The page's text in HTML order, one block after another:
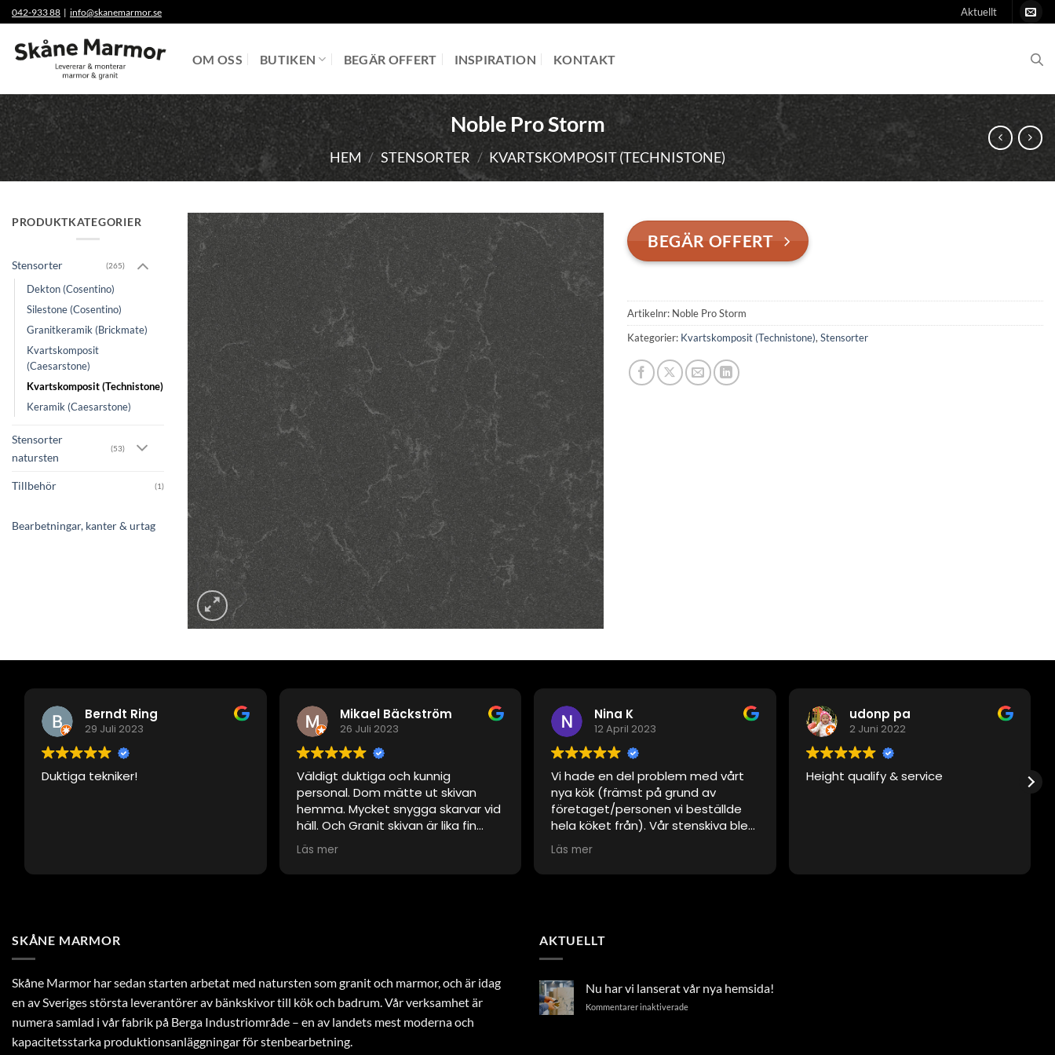
Skip
to
content
042-933 88 | info@skanemarmor.se Aktuellt
OM OSS BUTIKEN BEGÄR OFFERT INSPIRATION KONTAKT
Noble Pro Storm
HEM / STENSORTER / KVARTSKOMPOSIT (TECHNISTONE)
PRODUKTKATEGORIER
Stensorter (265)
Dekton (Cosentino)
Silestone (Cosentino)
Granitkeramik (Brickmate)
Kvartskomposit
(Caesarstone)
Kvartskomposit (Technistone)
Keramik (Caesarstone)
Stensorter
natursten
(53)
Tillbehör (1)
Bearbetningar, kanter & urtag
BEGÄR OFFERT
Artikelnr: Noble Pro Storm
Kategorier: Kvartskomposit (Technistone),Stensorter
Berndt Ring
29 Juli 2023
Duktiga tekniker!
Mikael Bäckström
26 Juli 2023
Väldigt duktiga och kunnig
personal. Dom mätte ut skivan
hemma. Mycket snygga skarvar vid
häll. Och Granit skivan är lika fin
som när den var nyinlagd.
Läs mer
Nina K
12 April 2023
Vi hade en del problem med vårt
nya kök (främst på grund av
företaget/personen vi beställde
hela köket från). Vår stenskiva blev
inte helt rätt måttmässigt, men
Skåne Marmor kom tillbaka vid
några tillfällen och löste det. De var
dem direkt istället för att gå via
tredje part.
Läs mer
udonp pa
2 Juni 2022
Height qualify & service
SKÅNE MARMOR
Skåne Marmor har sedan starten arbetat med natursten som granit och marmor, och är idag
en av Sveriges största leverantörer av bänkskivor till kök och badrum. Vår verksamhet är
numera samlad i vår fabrik på Berga Industriområde – en av landets mest moderna och
kapacitetsstarka produktionsanläggningar för stenbearbetning.
AKTUELLT
Nu har vi lanserat vår nya hemsida!
Kommentarer inaktiveradeför